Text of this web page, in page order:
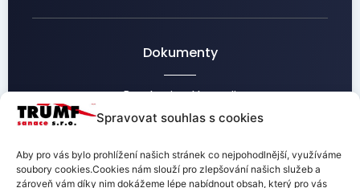
Spravovat souhlas s cookies
Aby pro vás bylo prohlížení našich stránek co nejpohodlnější, využíváme
soubory cookies.Cookies nám slouží pro zlepšování našich služeb a
zároveň vám díky nim dokážeme lépe nabídnout obsah, který pro vás
Dokumenty
Regulamin reklamacji
Informacje dot. przetwarzania danych osobowych